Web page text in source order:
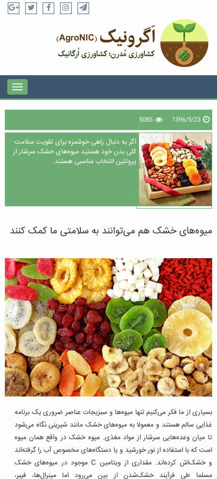
1396/5/23
5085
اگر به دنبال راهی خوشمزه برای تقویت سلامت
کلی بدن خود هستید میوه‌های خشک سرشار از
پروتئین انتخاب مناسبی هستند.
میوه‌های خشک هم می‌توانند به سلامتی ما کمک کنند
بسیاری از ما فکر می‌کنیم تنها میو‌ه‌ها و سبزیجات عناصر ضروری یک برنامه
غذایی سالم هستند و معمولا به میوه‌های خشک مانند شیرینی نگاه می‌شود
تا میان وعده‌هایی سرشار از مواد مغذی. میوه خشک در واقع همان میوه
است که با استفاده از نور خورشید و یا دستگاه‌های مخصوص آب را گرفته‌اند
و خشک‌اش کرده‌اند. مقداری از ویتامین C موجود در میوه‌های خشک
مسلما طی فرآیند خشک‌شدن از بین می‌رود اما مینرال‌ها، فیبر،